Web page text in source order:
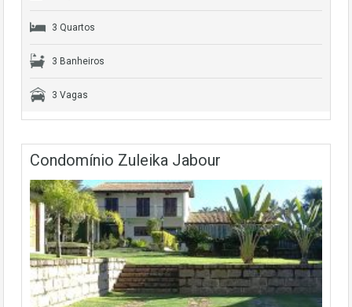
3 Quartos
3 Banheiros
3 Vagas
Condomínio Zuleika Jabour